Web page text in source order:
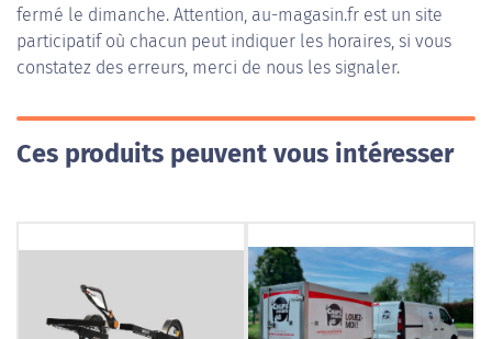
fermé le dimanche. Attention, au-magasin.fr est un site
participatif où chacun peut indiquer les horaires, si vous
constatez des erreurs, merci de nous les signaler.
Ces produits peuvent vous intéresser